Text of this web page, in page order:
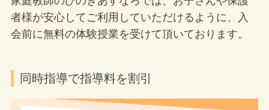
者様が安心してご利用していただけるように、入
会前に無料の体験授業を受けて頂いております。
同時指導で指導料を割引